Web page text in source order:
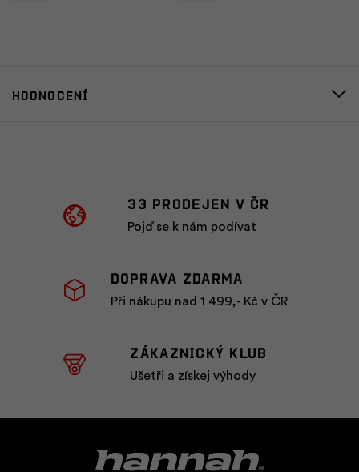
Hodnocení
33 prodejen v ČR
Pojď se k nám podívat
Doprava zdarma
Při nákupu nad 1 499,- Kč v ČR
ZÁKAZNICKÝ KLUB
Ušetři a získej výhody